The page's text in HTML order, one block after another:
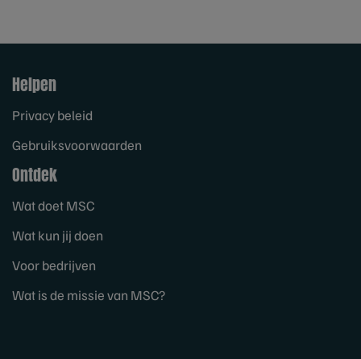
Helpen
Privacy beleid
Gebruiksvoorwaarden
Ontdek
Wat doet MSC
Wat kun jij doen
Voor bedrijven
Wat is de missie van MSC?